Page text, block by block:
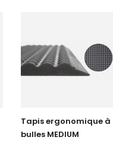
Tapis ergonomique à
bulles MEDIUM